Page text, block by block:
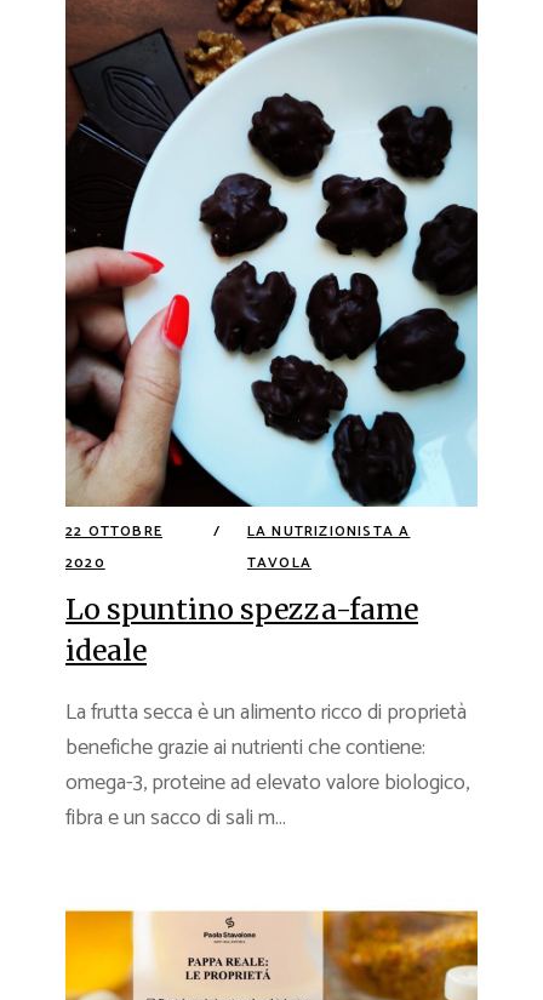
22 OTTOBRE
2020
LA NUTRIZIONISTA A
TAVOLA
Lo spuntino spezza-fame
ideale
La frutta secca è un alimento ricco di proprietà
benefiche grazie ai nutrienti che contiene:
omega-3, proteine ad elevato valore biologico,
fibra e un sacco di sali m...